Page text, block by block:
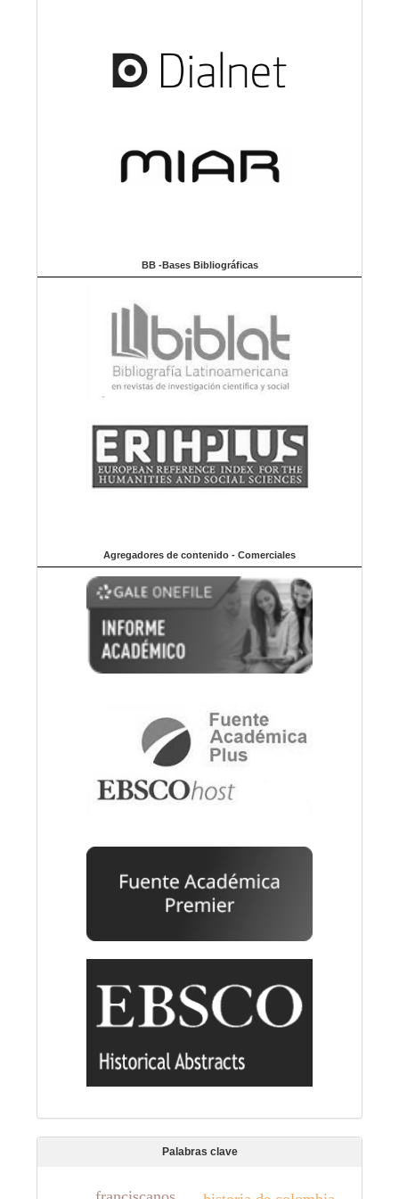
BB -Bases Bibliográficas
Agregadores de contenido - Comerciales
Palabras clave